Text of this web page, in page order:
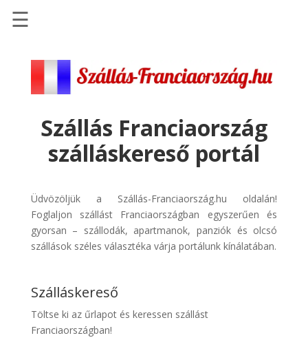
Szállások
Repülőjegy
pénzvisszatérítéssel
Discover
Cars
Kiwi
☰
Szállás Franciaország
szálláskereső portál
Üdvözöljük a Szállás-Franciaország.hu oldalán!
Foglaljon szállást Franciaországban egyszerűen és
gyorsan – szállodák, apartmanok, panziók és olcsó
szállások széles választéka várja portálunk kínálatában.
Szálláskereső
Töltse ki az űrlapot és keressen szállást
Franciaországban!